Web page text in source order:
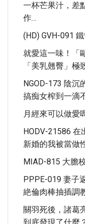
一杯芒果汁，差
作…
(HD) GVH-091
就愛這一味！「
「美乳翹臀」極
NGOD-173 陰沉
搞痴女榨到一滴
月經來可以做愛
HODV-21586
新婚的我被當做
MIAD-815 大膽
PPPE-019 妻子
絶倫肉棒抽插調
關羽死後，諸葛